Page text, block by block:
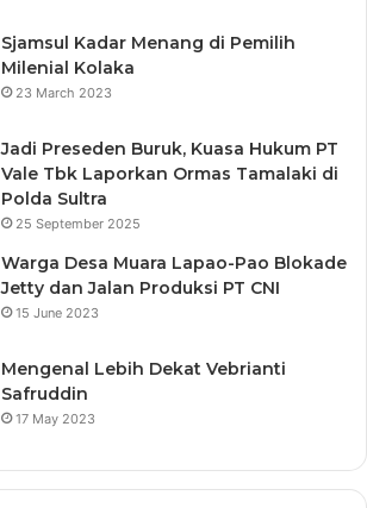
Sjamsul Kadar Menang di Pemilih
Milenial Kolaka
23 March 2023
Jadi Preseden Buruk, Kuasa Hukum PT
Vale Tbk Laporkan Ormas Tamalaki di
Polda Sultra
25 September 2025
Warga Desa Muara Lapao-Pao Blokade
Jetty dan Jalan Produksi PT CNI
15 June 2023
Mengenal Lebih Dekat Vebrianti
Safruddin
17 May 2023